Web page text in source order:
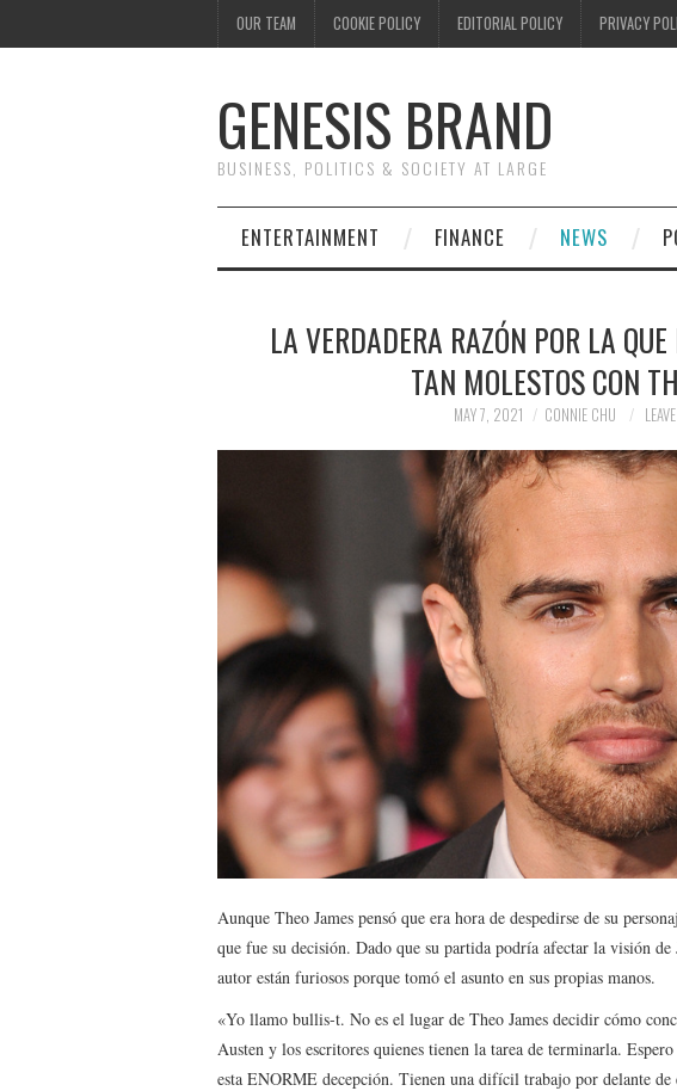
OUR TEAM COOKIE POLICY EDITORIAL POLICY PRIVACY
GENESIS BRAND
BUSINESS, POLITICS & SOCIETY AT LARGE
ENTERTAINMENT FINANCE NEWS
LA VERDADERA RAZÓN POR LA
TAN MOLESTOS CON
MAY 7, 2021 CONNIE CHU
Aunque Theo James pensó que era hora de despedirse de su
que fue su decisión. Dado que su partida podría afectar la visión
autor están furiosos porque tomó el asunto en sus propias manos.
«Yo llamo bullis-t. No es el lugar de Theo James decidir cómo
Austen y los escritores quienes tienen la tarea de terminarla.
esta ENORME decepción. Tienen una difícil trabajo por delante de